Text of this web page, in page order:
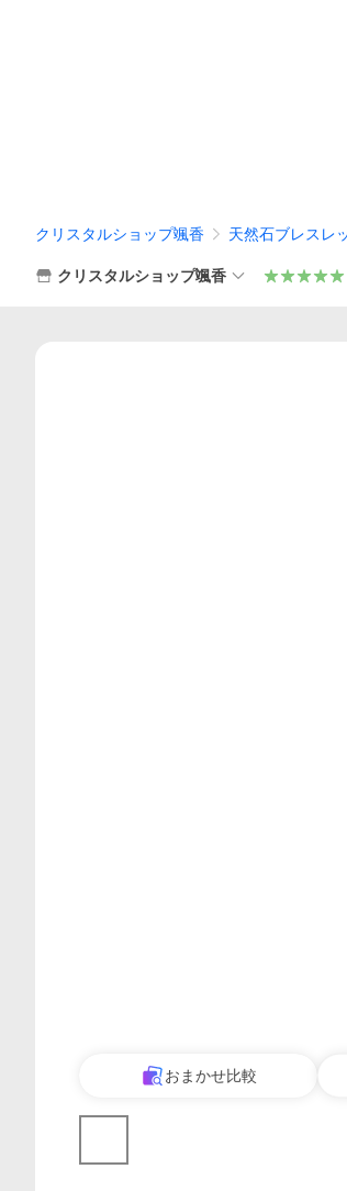
クリスタルショップ颯香 天然石ブレスレ
クリスタルショップ颯香
おまかせ比較